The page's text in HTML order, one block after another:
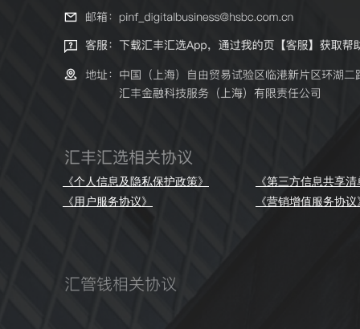
《个人信息及隐私保护政策》
《用户服务协议》
《第三方信息共享
《营销增值服务协议